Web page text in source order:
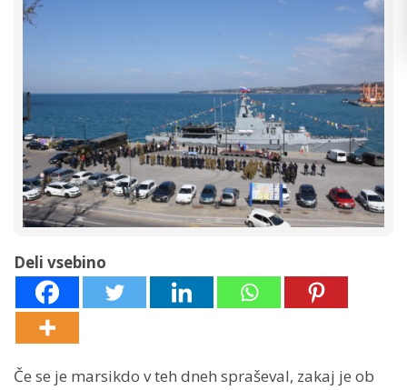
Deli vsebino
Če se je marsikdo v teh dneh spraševal, zakaj je ob